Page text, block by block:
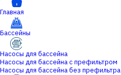
Главная
Бассейны
Насосы для бассейна
Насосы для бассейна с префильтром
Насосы для бассейна без префильтра